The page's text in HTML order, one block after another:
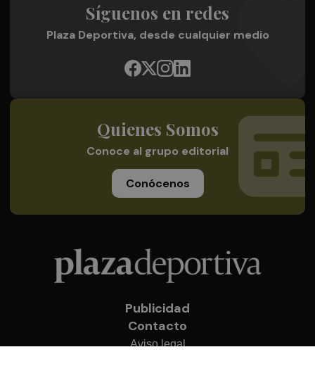
Síguenos en redes
Plaza Deportiva, desde cualquier medio
Quienes Somos
Conoce al grupo editorial
Conócenos
Publicidad
Contacto
Aviso legal